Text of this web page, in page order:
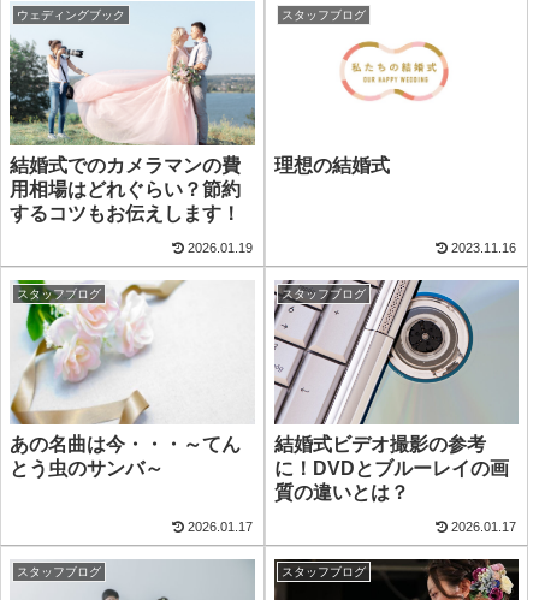
ウェディングブック
結婚式でのカメラマンの費
用相場はどれぐらい？節約
するコツもお伝えします！
2026.01.19
スタッフブログ
理想の結婚式
2023.11.16
スタッフブログ
あの名曲は今・・・～てん
とう虫のサンバ～
2026.01.17
スタッフブログ
結婚式ビデオ撮影の参考
に！DVDとブルーレイの画
質の違いとは？
2026.01.17
スタッフブログ スタッフブログ